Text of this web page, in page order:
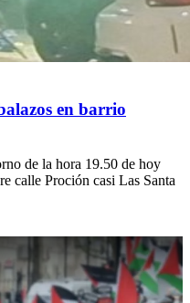
en barrio
de la hora 19.50 de hoy
calle Proción casi Las Santa